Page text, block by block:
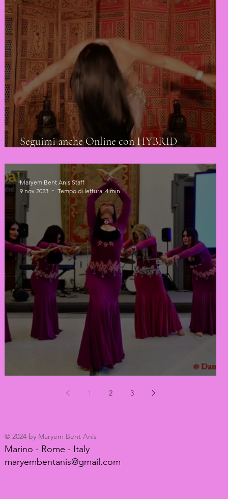
© 2024 by Maryem Bent Anis
Marino - Rome - Italy
maryembentanis@gmail.com
Seguimi anche Online con HYBRID
Maryem Bent Anis Staff
9 nov 2023
Tempo di lettura: 4 min
1 2 3